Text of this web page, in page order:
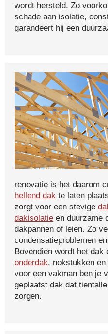
wordt hersteld. Zo
schade aan isolatie,
garandeert hij een
renovatie is het daarom
hellend dak te laten
zorgt voor een stevige
dakisolatie en duurzame
dakpannen of leien. Zo
condensatieproblemen
Bovendien wordt het
onderdak, nokstukken
voor een vakman ben je
geplaatst dak dat
zorgen.